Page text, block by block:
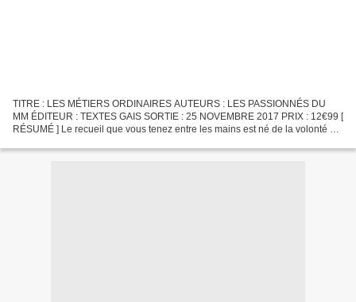
TITRE : LES MÉTIERS ORDINAIRES AUTEURS : LES PASSIONNÉS DU
MM ÉDITEUR : TEXTES GAIS SORTIE : 25 NOVEMBRE 2017 PRIX : 12€99 [
RÉSUMÉ ] Le recueil que vous tenez entre les mains est né de la volonté de